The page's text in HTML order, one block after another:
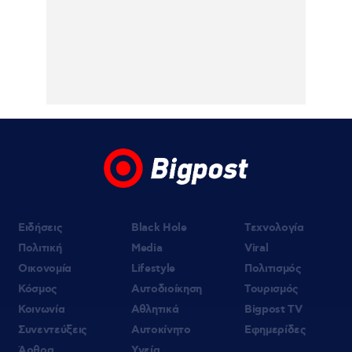
«Στον Εξώστη» με τους Αντώνη Αντζολέτο
και Γιάννη Καντέλη – Έρχεται στον ΣΚΑΪ
Ειδήσεις
Πολιτική
Οικονομία
Κόσμος
Κοινωνία
Συνεντεύξεις
Black Hole
Media
Lifestyle
Αυτοδιοίκηση
Αθλητικά
Αυτοκίνητο
Τεχνολογία
Viral
Πολιτισμός
Τουρισμός
Bigpost TV
Εφημερίδες